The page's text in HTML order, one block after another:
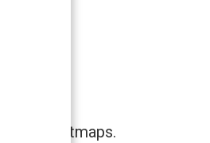
waar
met heatmaps.